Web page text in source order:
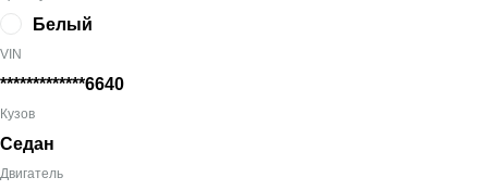
Белый
VIN
*************6640
Кузов
Седан
Двигатель